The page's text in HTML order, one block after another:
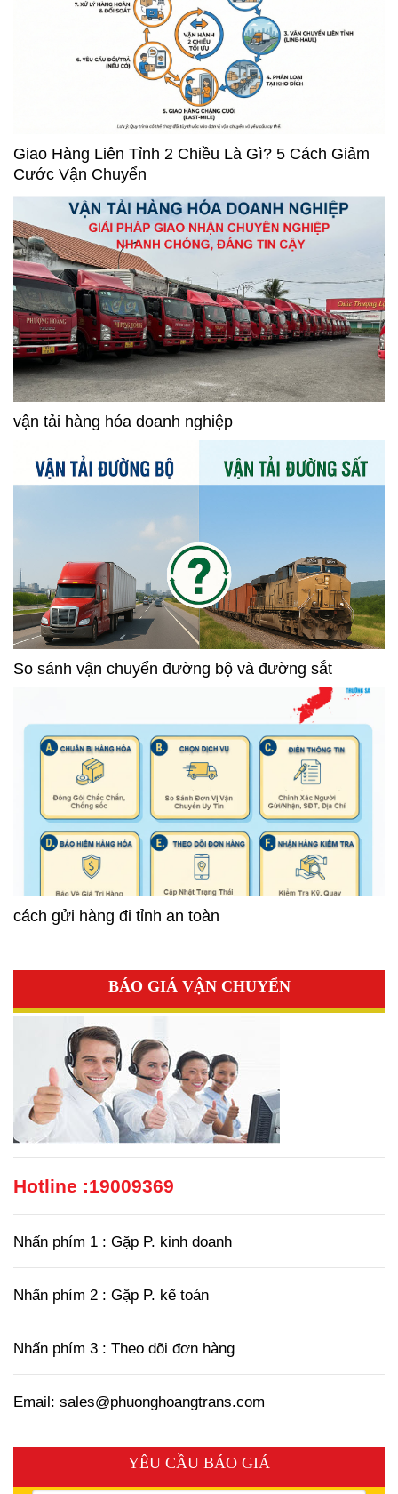
Giao Hàng Liên Tỉnh 2 Chiều Là Gì? 5 Cách Giảm
Cước Vận Chuyển
vận tải hàng hóa doanh nghiệp
So sánh vận chuyển đường bộ và đường sắt
cách gửi hàng đi tỉnh an toàn
BÁO GIÁ VẬN CHUYỂN
Hotline :19009369
Nhấn phím 1 : Gặp P. kinh doanh
Nhấn phím 2 : Gặp P. kế toán
Nhấn phím 3 : Theo dõi đơn hàng
Email: sales@phuonghoangtrans.com
YÊU CẦU BÁO GIÁ